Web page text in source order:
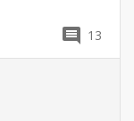
13